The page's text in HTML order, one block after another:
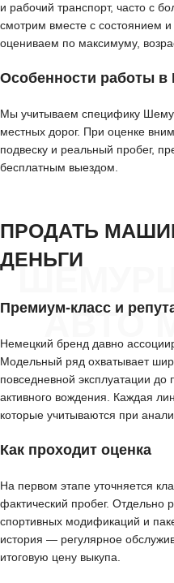
и рабочий транспорт, часто с
смотрим вместе с состоянием
оцениваем по максимуму,
Особенности работы
Мы учитываем специфику
местных дорог. При оценке
подвеску и реальный пробег,
бесплатным выездом.
АВТО
ПРОДАТЬ
ДЕНЬГИ
Премиум-класс и
Немецкий бренд давно
Модельный ряд охватывает
повседневной эксплуатации до
активного вождения. Каждая
которые учитываются при
Как проходит оценка
На первом этапе уточняется
фактический пробег. Отдельно
спортивных модификаций и
история — регулярное
итоговую цену выкупа.